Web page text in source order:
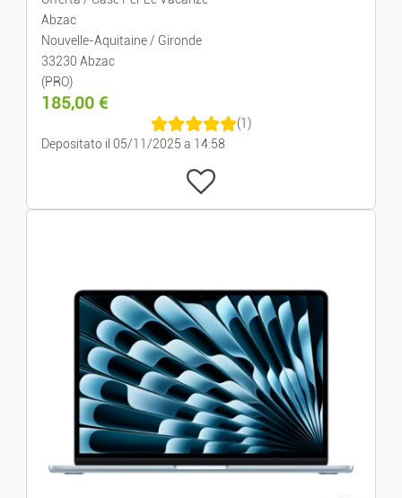
Abzac
Nouvelle-Aquitaine / Gironde
33230 Abzac
(PRO)
185,00 €
(1)
Depositato il 05/11/2025 a 14:58